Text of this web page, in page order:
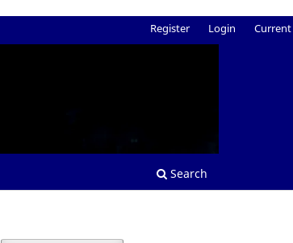
Search
Register Login Current